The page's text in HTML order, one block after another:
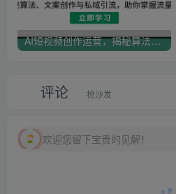
AI短视频创作运营，揭秘算法、文案创作与私域引流，助你掌握流量密码
评论 抢沙发
欢迎您留下宝贵的见解！